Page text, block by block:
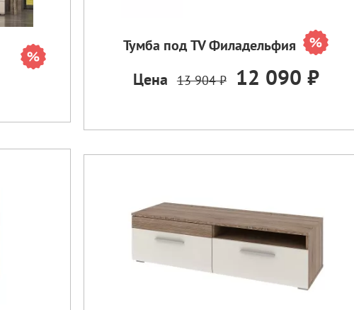
Тумба под TV Филадельфия
Цена 13 904 ₽ 12 090 ₽